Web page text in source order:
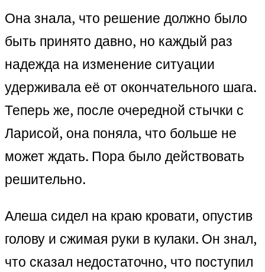
Она знала, что решение должно было
быть принято давно, но каждый раз
надежда на изменение ситуации
удерживала её от окончательного шага.
Теперь же, после очередной стычки с
Ларисой, она поняла, что больше не
может ждать. Пора было действовать
решительно.
Алеша сидел на краю кровати, опустив
голову и сжимая руки в кулаки. Он знал,
что сказал недостаточно, что поступил